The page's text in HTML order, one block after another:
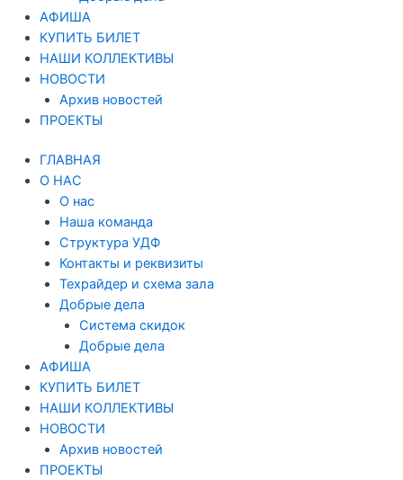
АФИША
КУПИТЬ БИЛЕТ
НАШИ КОЛЛЕКТИВЫ
НОВОСТИ
Архив новостей
ПРОЕКТЫ
ГЛАВНАЯ
О НАС
О нас
Наша команда
Структура УДФ
Контакты и реквизиты
Техрайдер и схема зала
Добрые дела
Система скидок
Добрые дела
АФИША
КУПИТЬ БИЛЕТ
НАШИ КОЛЛЕКТИВЫ
НОВОСТИ
Архив новостей
ПРОЕКТЫ